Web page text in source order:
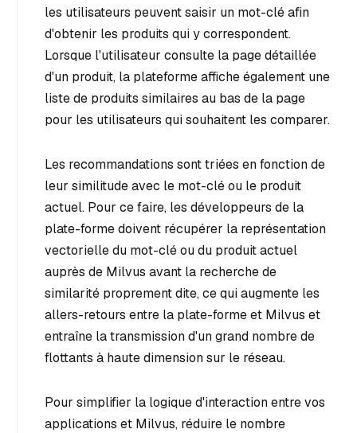
les utilisateurs peuvent saisir un mot-clé afin
d'obtenir les produits qui y correspondent.
Lorsque l'utilisateur consulte la page détaillée
d'un produit, la plateforme affiche également une
liste de produits similaires au bas de la page
pour les utilisateurs qui souhaitent les comparer.
Les recommandations sont triées en fonction de
leur similitude avec le mot-clé ou le produit
actuel. Pour ce faire, les développeurs de la
plate-forme doivent récupérer la représentation
vectorielle du mot-clé ou du produit actuel
auprès de Milvus avant la recherche de
similarité proprement dite, ce qui augmente les
allers-retours entre la plate-forme et Milvus et
entraîne la transmission d'un grand nombre de
flottants à haute dimension sur le réseau.
Pour simplifier la logique d'interaction entre vos
applications et Milvus, réduire le nombre